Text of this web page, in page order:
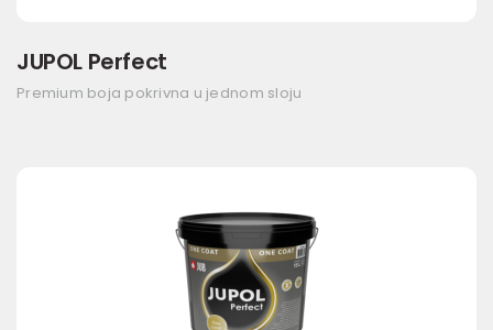
JUPOL Perfect
Premium boja pokrivna u jednom sloju